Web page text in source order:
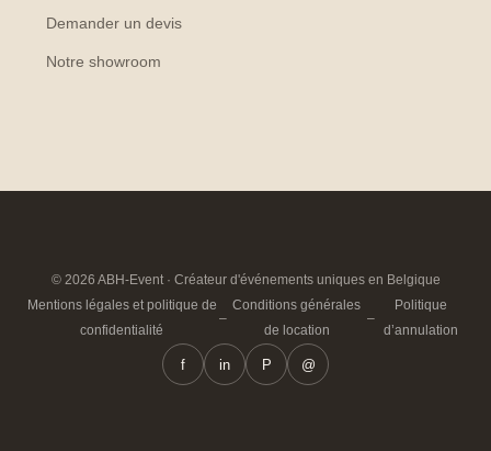
Demander un devis
Notre showroom
© 2026 ABH-Event · Créateur d'événements uniques en Belgique
Mentions légales et politique de
confidentialité
–
Conditions générales
de location
–
Politique
d’annulation
f in P @